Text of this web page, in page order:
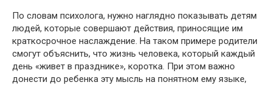
По словам психолога, нужно наглядно показывать детям
людей, которые совершают действия, приносящие им
краткосрочное наслаждение. На таком примере родители
смогут объяснить, что жизнь человека, который каждый
день «живет в празднике», коротка. При этом важно
донести до ребенка эту мысль на понятном ему языке,